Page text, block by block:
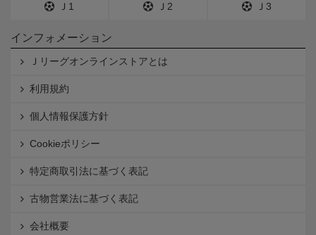
Ｊ1 Ｊ2 Ｊ3
インフォメーション
Ｊリーグオンラインストアとは
利用規約
個人情報保護方針
Cookieポリシー
特定商取引法に基づく表記
古物営業法に基づく表記
会社概要